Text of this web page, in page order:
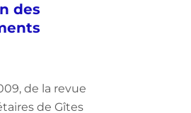
des
de la revue
de Gîtes